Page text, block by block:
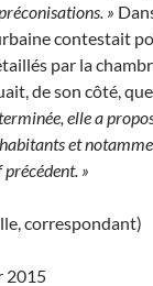
»
contestait
par la
de son côté, que
elle a
et
»
correspondant)
2015